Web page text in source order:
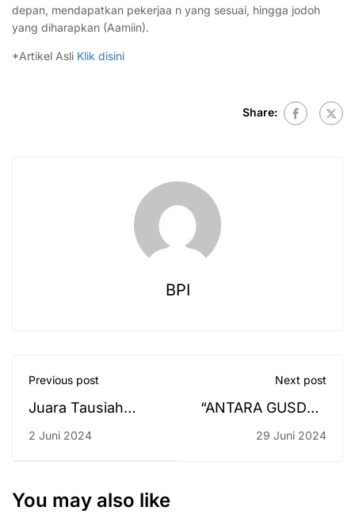
depan, mendapatkan pekerjaa n yang sesuai, hingga jodoh
yang diharapkan (Aamiin).
*Artikel Asli Klik disini
Share:
BPI
Previous post
Juara Tausiah
Puteri Tingkat
2 Juni 2024
Next post
“ANTARA GUSDUR
DAN ANDI
29 Juni 2024
You may also like